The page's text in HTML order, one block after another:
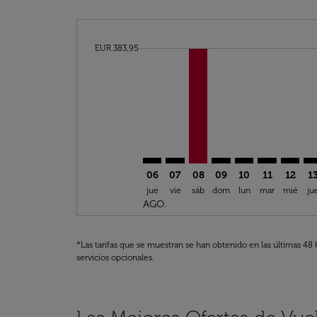
EUR 383,95
06
jue
AGO.
07
vie
08
sáb
09
dom
10
lun
11
mar
12
mié
*Las tarifas que se muestran se han obtenido en las últimas
servicios opcionales.